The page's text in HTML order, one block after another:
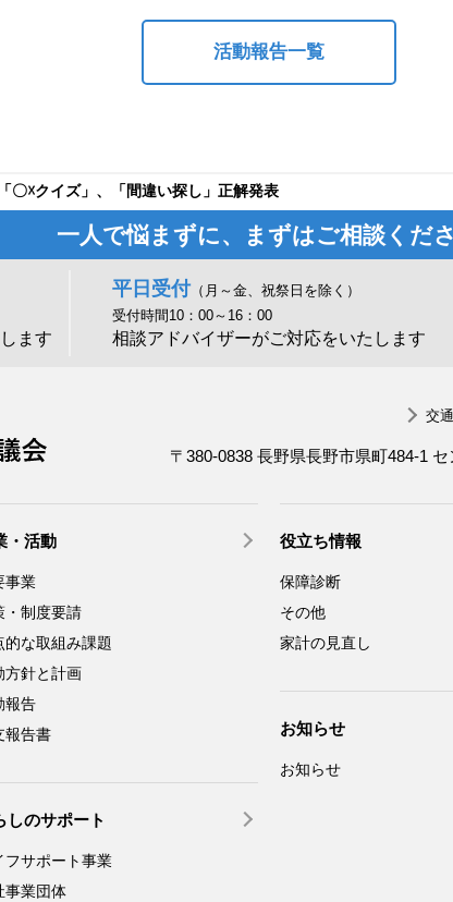
活動報告一覧
〇☓クイズ」、「間違い探し」正解発表
一人で悩まずに、まずはご相談くだ
ます
平日受付（月～金、祝祭日を除く）
受付時間10：00～16：00
相談アドバイザーがご対応をいたします
交
〒380-0838 長野県長野市県町484-1
・活動
事業
・制度要請
的な取組み課題
方針と計画
報告
報告書
しのサポート
フサポート事業
事業団体
役立ち情報
保障診断
その他
家計の見直し
お知らせ
お知らせ